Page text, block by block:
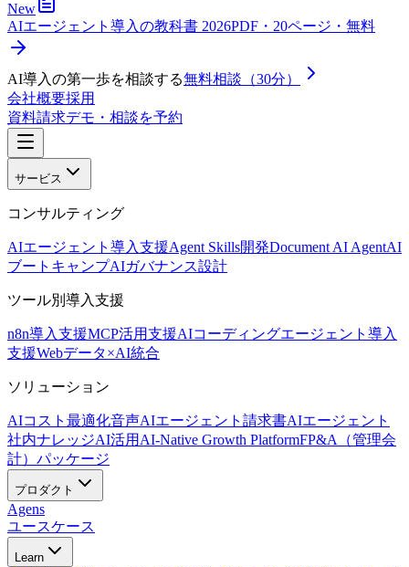
New
AIエージェント導入の教科書 2026PDF・20ページ・無料
AI導入の第一歩を相談する無料相談（30分）
会社概要採用
資料請求デモ・相談を予約
サービス
コンサルティング
AIエージェント導入支援Agent Skills開発Document AI AgentAI
ブートキャンプAIガバナンス設計
ツール別導入支援
n8n導入支援MCP活用支援AIコーディングエージェント導入
支援Webデータ×AI統合
ソリューション
AIコスト最適化音声AIエージェント 請求書AIエージェント
社内ナレッジAI活用 AI-Native Growth PlatformFP&A（管理会
計）パッケージ
プロダクト
Agens
ユースケース
Learn